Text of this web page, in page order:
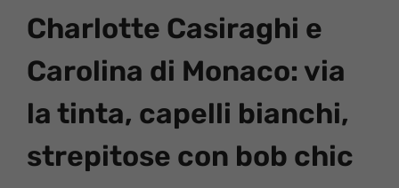
Charlotte Casiraghi e
Carolina di Monaco: via
la tinta, capelli bianchi,
strepitose con bob chic